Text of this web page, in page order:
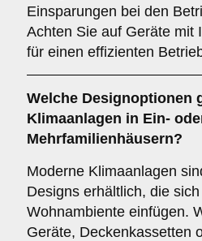
Einsparungen bei den
Achten Sie auf Geräte mit
für einen effizienten
Welche Designoptionen
Klimaanlagen in Ein-
Mehrfamilienhäusern?
Moderne Klimaanlagen
Designs erhältlich, die
Wohnambiente einfügen.
Geräte, Deckenkassetten